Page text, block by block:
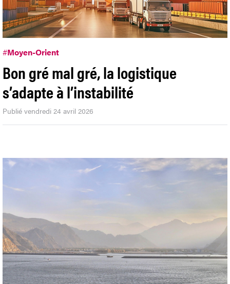
#Moyen-Orient
Bon gré mal gré, la logistique
s’adapte à l’instabilité
Publié vendredi 24 avril 2026